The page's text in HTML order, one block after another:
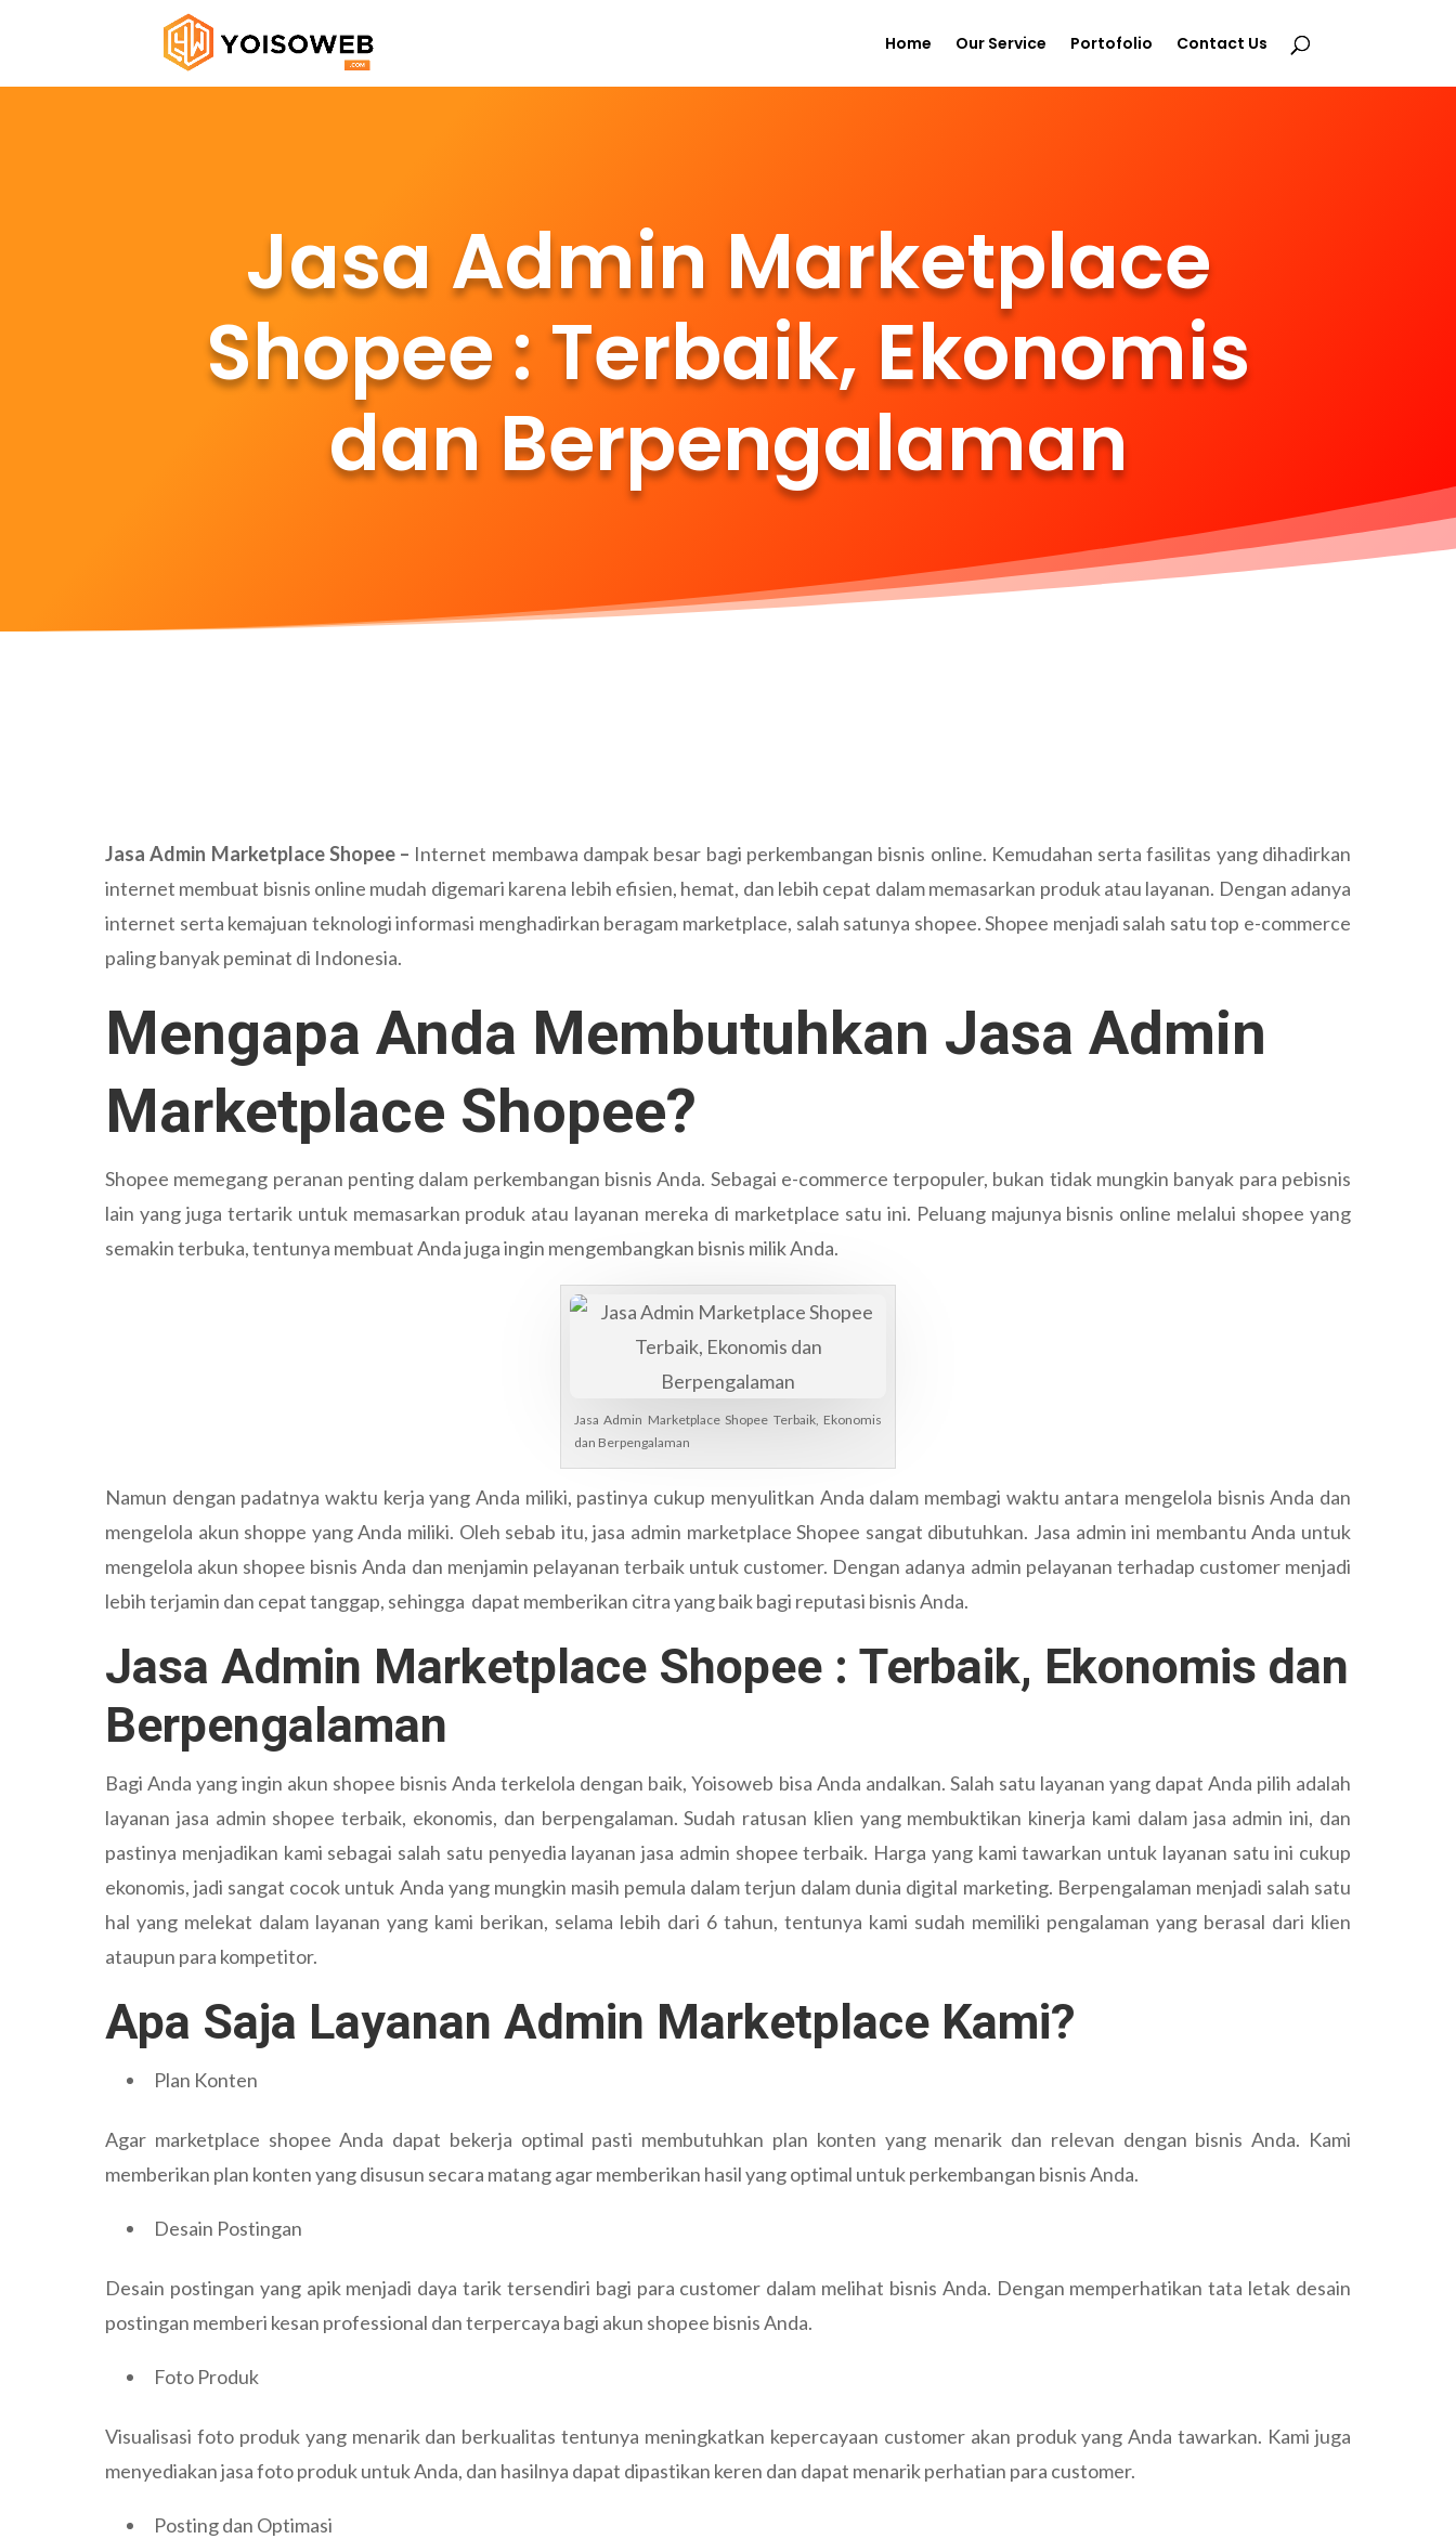
Home Our Service Portofolio Contact Us
Jasa Admin Marketplace
Shopee : Terbaik, Ekonomis
dan Berpengalaman
Jasa Admin Marketplace Shopee – Internet membawa dampak besar bagi perkembangan bisnis online. Kemudahan serta fasilitas yang dihadirkan
internet membuat bisnis online mudah digemari karena lebih efisien, hemat, dan lebih cepat dalam memasarkan produk atau layanan. Dengan adanya
internet serta kemajuan teknologi informasi menghadirkan beragam marketplace, salah satunya shopee. Shopee menjadi salah satu top e-commerce
paling banyak peminat di Indonesia.
Mengapa Anda Membutuhkan Jasa Admin
Marketplace Shopee?
Shopee memegang peranan penting dalam perkembangan bisnis Anda. Sebagai e-commerce terpopuler, bukan tidak mungkin banyak para pebisnis
lain yang juga tertarik untuk memasarkan produk atau layanan mereka di marketplace satu ini. Peluang majunya bisnis online melalui shopee yang
semakin terbuka, tentunya membuat Anda juga ingin mengembangkan bisnis milik Anda.
Jasa Admin Marketplace Shopee Terbaik, Ekonomis
dan Berpengalaman
Namun dengan padatnya waktu kerja yang Anda miliki, pastinya cukup menyulitkan Anda dalam membagi waktu antara mengelola bisnis Anda dan
mengelola akun shoppe yang Anda miliki. Oleh sebab itu, jasa admin marketplace Shopee sangat dibutuhkan. Jasa admin ini membantu Anda untuk
mengelola akun shopee bisnis Anda dan menjamin pelayanan terbaik untuk customer. Dengan adanya admin pelayanan terhadap customer menjadi
lebih terjamin dan cepat tanggap, sehingga dapat memberikan citra yang baik bagi reputasi bisnis Anda.
Jasa Admin Marketplace Shopee : Terbaik, Ekonomis dan
Berpengalaman
Bagi Anda yang ingin akun shopee bisnis Anda terkelola dengan baik, Yoisoweb bisa Anda andalkan. Salah satu layanan yang dapat Anda pilih adalah
layanan jasa admin shopee terbaik, ekonomis, dan berpengalaman. Sudah ratusan klien yang membuktikan kinerja kami dalam jasa admin ini, dan
pastinya menjadikan kami sebagai salah satu penyedia layanan jasa admin shopee terbaik. Harga yang kami tawarkan untuk layanan satu ini cukup
ekonomis, jadi sangat cocok untuk Anda yang mungkin masih pemula dalam terjun dalam dunia digital marketing. Berpengalaman menjadi salah satu
hal yang melekat dalam layanan yang kami berikan, selama lebih dari 6 tahun, tentunya kami sudah memiliki pengalaman yang berasal dari klien
ataupun para kompetitor.
Apa Saja Layanan Admin Marketplace Kami?
Plan Konten
Agar marketplace shopee Anda dapat bekerja optimal pasti membutuhkan plan konten yang menarik dan relevan dengan bisnis Anda. Kami
memberikan plan konten yang disusun secara matang agar memberikan hasil yang optimal untuk perkembangan bisnis Anda.
Desain Postingan
Desain postingan yang apik menjadi daya tarik tersendiri bagi para customer dalam melihat bisnis Anda. Dengan memperhatikan tata letak desain
postingan memberi kesan professional dan terpercaya bagi akun shopee bisnis Anda.
Foto Produk
Visualisasi foto produk yang menarik dan berkualitas tentunya meningkatkan kepercayaan customer akan produk yang Anda tawarkan. Kami juga
menyediakan jasa foto produk untuk Anda, dan hasilnya dapat dipastikan keren dan dapat menarik perhatian para customer.
Posting dan Optimasi